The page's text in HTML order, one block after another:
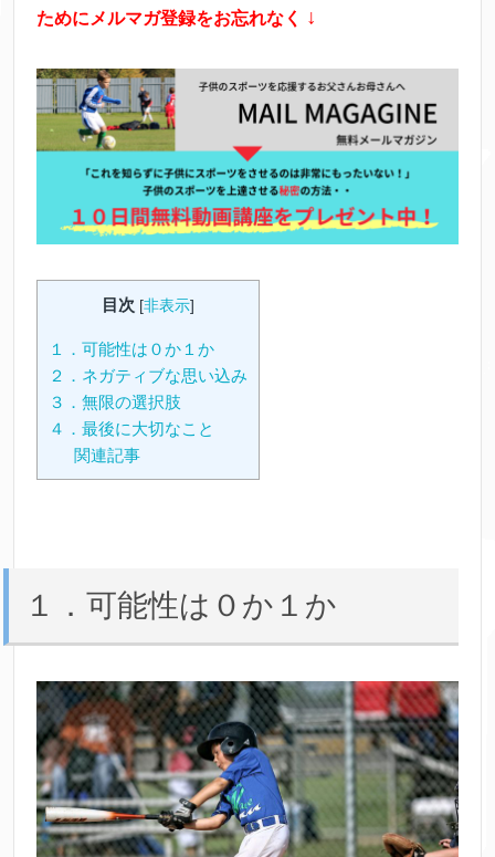
ためにメルマガ登録をお忘れなく
↓
目次 [非表示]
１．可能性は０か１か
２．ネガティブな思い込み
３．無限の選択肢
４．最後に大切なこと
関連記事
１．可能性は０か１か